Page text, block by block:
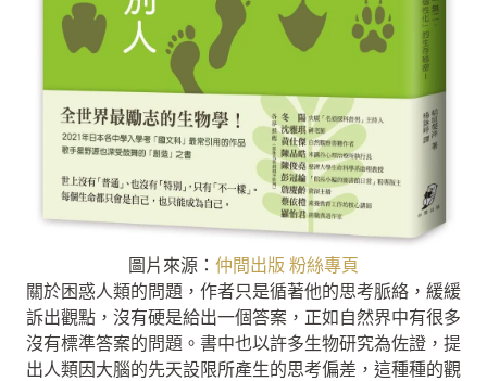
圖片來源： 仲間出版 粉絲專頁
關於困惑人類的問題，作者只是循著他的思考脈絡，緩緩
訴出觀點，沒有硬是給出一個答案，正如自然界中有很多
沒有標準答案的問題。書中也以許多生物研究為佐證，提
出人類因大腦的先天設限所產生的思考偏差，這種種的觀